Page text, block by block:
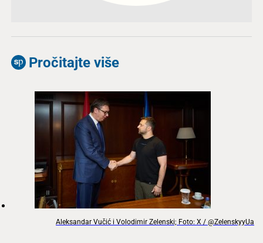
Pročitajte više
Aleksandar Vučić i Volodimir Zelenski; Foto: X / @ZelenskyyUa